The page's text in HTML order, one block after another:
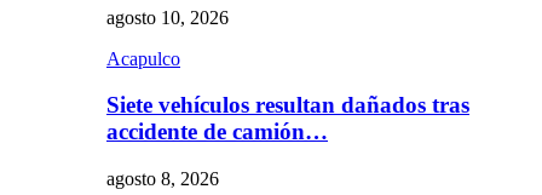
agosto 10, 2026
Acapulco
Siete vehículos resultan dañados tras
accidente de camión…
agosto 8, 2026